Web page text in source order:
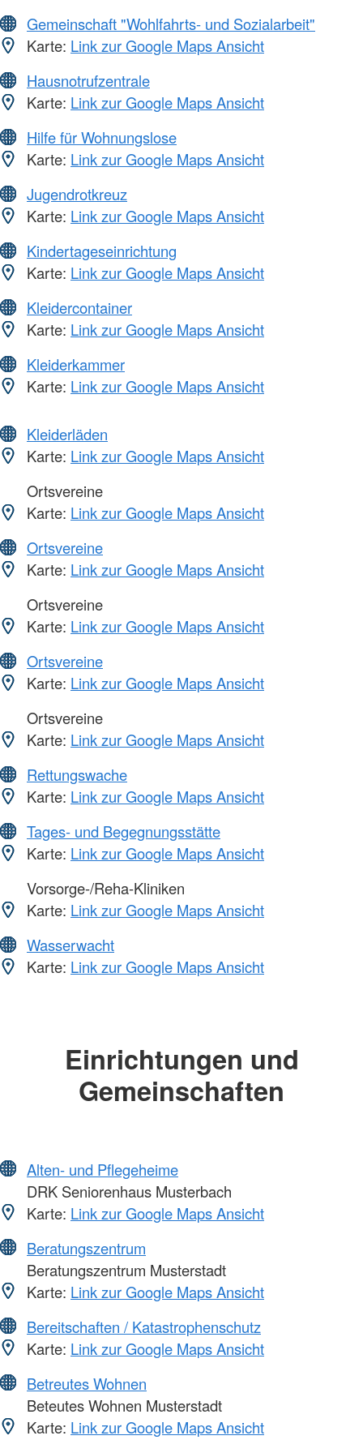
Gemeinschaft "Wohlfahrts- und Sozialarbeit"
Karte: Link zur Google Maps Ansicht
Hausnotrufzentrale
Karte: Link zur Google Maps Ansicht
Hilfe für Wohnungslose
Karte: Link zur Google Maps Ansicht
Jugendrotkreuz
Karte: Link zur Google Maps Ansicht
Kindertageseinrichtung
Karte: Link zur Google Maps Ansicht
Kleidercontainer
Karte: Link zur Google Maps Ansicht
Kleiderkammer
Karte: Link zur Google Maps Ansicht
Kleiderläden
Karte: Link zur Google Maps Ansicht
Ortsvereine
Karte: Link zur Google Maps Ansicht
Ortsvereine
Karte: Link zur Google Maps Ansicht
Ortsvereine
Karte: Link zur Google Maps Ansicht
Ortsvereine
Karte: Link zur Google Maps Ansicht
Ortsvereine
Karte: Link zur Google Maps Ansicht
Rettungswache
Karte: Link zur Google Maps Ansicht
Tages- und Begegnungsstätte
Karte: Link zur Google Maps Ansicht
Vorsorge-/Reha-Kliniken
Karte: Link zur Google Maps Ansicht
Wasserwacht
Karte: Link zur Google Maps Ansicht
Einrichtungen und
Gemeinschaften
Alten- und Pflegeheime
DRK Seniorenhaus Musterbach
Karte: Link zur Google Maps Ansicht
Beratungszentrum
Beratungszentrum Musterstadt
Karte: Link zur Google Maps Ansicht
Bereitschaften / Katastrophenschutz
Karte: Link zur Google Maps Ansicht
Betreutes Wohnen
Beteutes Wohnen Musterstadt
Karte: Link zur Google Maps Ansicht